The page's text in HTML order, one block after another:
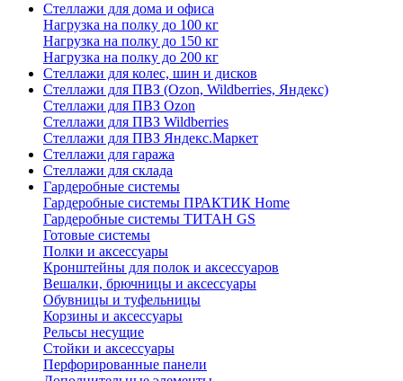
Стеллажи для дома и офиса
Нагрузка на полку до 100 кг
Нагрузка на полку до 150 кг
Нагрузка на полку до 200 кг
Стеллажи для колес, шин и дисков
Стеллажи для ПВЗ (Ozon, Wildberries, Яндекс)
Стеллажи для ПВЗ Ozon
Стеллажи для ПВЗ Wildberries
Стеллажи для ПВЗ Яндекс.Маркет
Стеллажи для гаража
Стеллажи для склада
Гардеробные системы
Гардеробные системы ПРАКТИК Home
Гардеробные системы ТИТАН GS
Готовые системы
Полки и аксессуары
Кронштейны для полок и аксессуаров
Вешалки, брючницы и аксессуары
Обувницы и туфельницы
Корзины и аксессуары
Рельсы несущие
Стойки и аксессуары
Перфорированные панели